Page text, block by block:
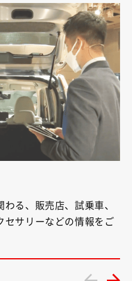
る、販売店、試乗車、
セサリーなどの情報をご